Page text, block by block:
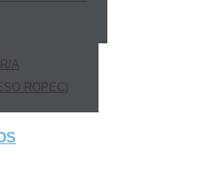
A
ROPEC)